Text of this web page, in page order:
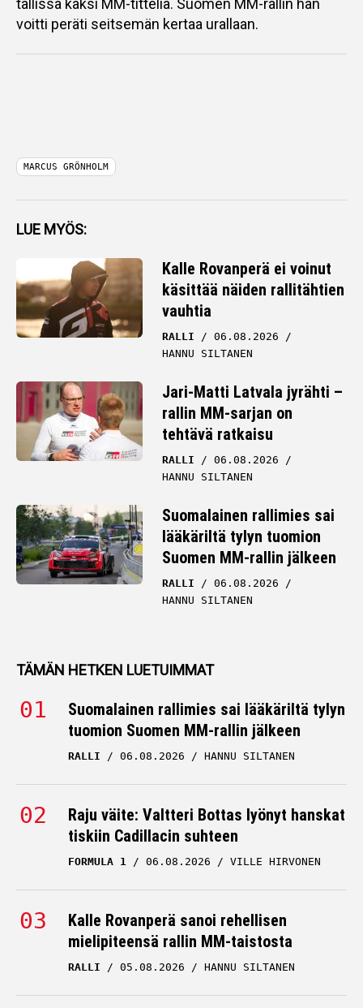
tallissa kaksi MM-titteliä. Suomen MM-rallin hän
voitti peräti seitsemän kertaa urallaan.
MARCUS GRÖNHOLM
LUE MYÖS:
Kalle Rovanperä ei voinut
käsittää näiden rallitähtien
vauhtia
RALLI
06.08.2026
HANNU SILTANEN
Jari-Matti Latvala jyrähti –
rallin MM-sarjan on
tehtävä ratkaisu
RALLI
06.08.2026
HANNU SILTANEN
Suomalainen rallimies sai
lääkäriltä tylyn tuomion
Suomen MM-rallin jälkeen
RALLI
06.08.2026
HANNU SILTANEN
TÄMÄN HETKEN LUETUIMMAT
Suomalainen rallimies sai lääkäriltä tylyn
tuomion Suomen MM-rallin jälkeen
RALLI 06.08.2026 HANNU SILTANEN
Raju väite: Valtteri Bottas lyönyt hanskat
tiskiin Cadillacin suhteen
FORMULA 1 06.08.2026 VILLE HIRVONEN
Kalle Rovanperä sanoi rehellisen
mielipiteensä rallin MM-taistosta
RALLI 05.08.2026 HANNU SILTANEN